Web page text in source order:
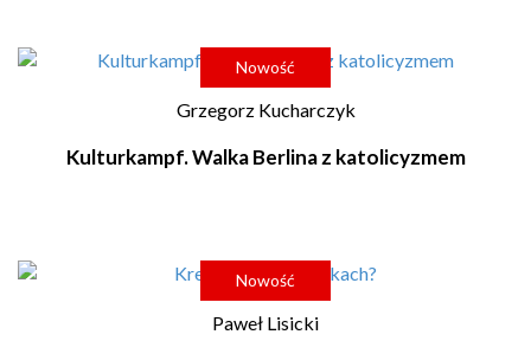
Nowość
Grzegorz Kucharczyk
Kulturkampf. Walka Berlina z katolicyzmem
Nowość
Paweł Lisicki